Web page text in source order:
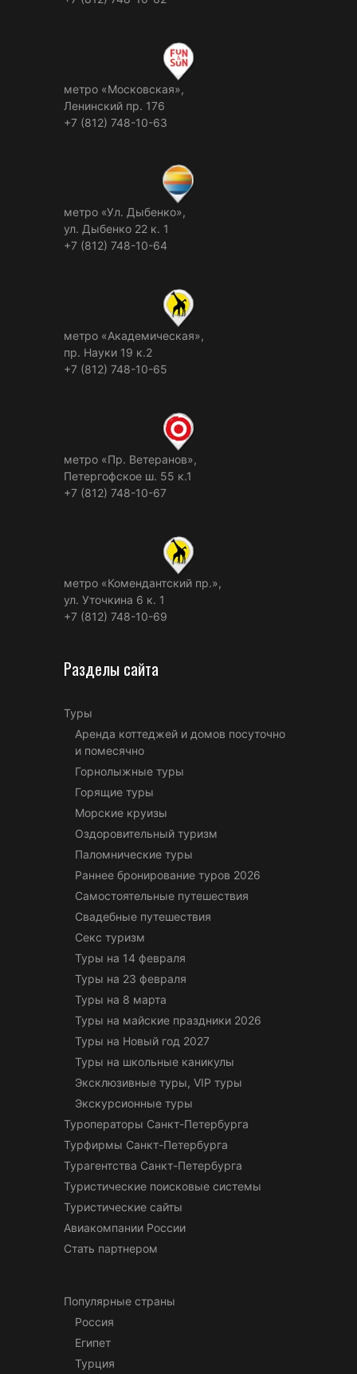
метро «Московская»,
Ленинский пр. 176
+7 (812) 748-10-63
метро «Ул. Дыбенко»,
ул. Дыбенко 22 к. 1
+7 (812) 748-10-64
метро «Академическая»,
пр. Науки 19 к.2
+7 (812) 748-10-65
метро «Пр. Ветеранов»,
Петергофское ш. 55 к.1
+7 (812) 748-10-67
метро «Комендантский пр.»,
ул. Уточкина 6 к. 1
+7 (812) 748-10-69
Разделы сайта
Туры
Аренда коттеджей и домов посуточно
и помесячно
Горнолыжные туры
Горящие туры
Морские круизы
Оздоровительный туризм
Паломнические туры
Раннее бронирование туров 2026
Самостоятельные путешествия
Свадебные путешествия
Секс туризм
Туры на 14 февраля
Туры на 23 февраля
Туры на 8 марта
Туры на майские праздники 2026
Туры на Новый год 2027
Туры на школьные каникулы
Эксклюзивные туры, VIP туры
Экскурсионные туры
Туроператоры Санкт-Петербурга
Турфирмы Санкт-Петербурга
Турагентства Санкт-Петербурга
Туристические поисковые системы
Туристические сайты
Авиакомпании России
Стать партнером
Популярные страны
Россия
Египет
Турция